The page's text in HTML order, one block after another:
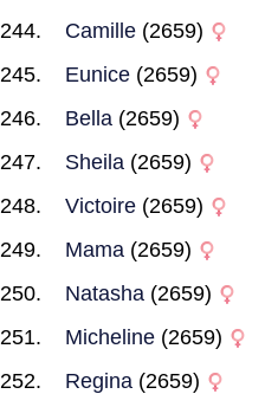
Camille (2659)
Eunice (2659)
Bella (2659)
Sheila (2659)
Victoire (2659)
Mama (2659)
Natasha (2659)
Micheline (2659)
Regina (2659)